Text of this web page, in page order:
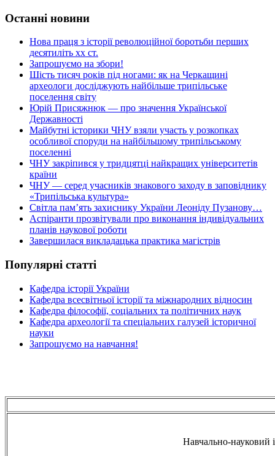
Останні новини
Нова праця з історії революційної боротьби перших
десятиліть хх ст.
Запрошуємо на збори!
Шість тисяч років під ногами: як на Черкащині
археологи досліджують найбільше трипільське
поселення світу
Юрій Присяжнюк — про значення Української
Державності
Майбутні історики ЧНУ взяли участь у розкопках
особливої споруди на найбільшому трипільському
поселенні
ЧНУ закріпився у тридцятці найкращих університетів
країни
ЧНУ — серед учасників знакового заходу в заповіднику
«Трипільська культура»
Світла пам’ять захиснику України Леоніду Пузанову…
Аспіранти прозвітували про виконання індивідуальних
планів наукової роботи
Завершилася викладацька практика магістрів
Популярні статті
Кафедра історії України
Кафедра всесвітньої історії та міжнародних відносин
Кафедра філософії, соціальних та політичних наук
Кафедра археології та спеціальних галузей історичної
науки
Запрошуємо на навчання!
Навчально-науковий